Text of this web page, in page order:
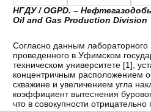
НГДУ/ OGPD. –
Oil and Gas Production Division
Согласно данным лабораторного
проведенного в Уфимском
техническом университете [1],
концентричным расположением
скважине и увеличением угла
коэффициент вытеснения
что в совокупности отрицательно